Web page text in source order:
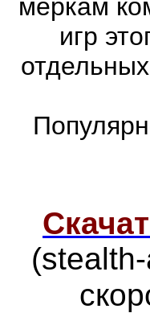
меркам
игр